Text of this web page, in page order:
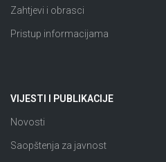
Zahtjevi i obrasci
Pristup informacijama
VIJESTI I PUBLIKACIJE
Novosti
Saopštenja za javnost